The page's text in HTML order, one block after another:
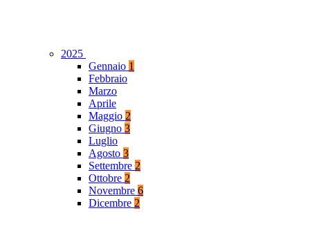
2025
Gennaio 1
Febbraio
Marzo
Aprile
Maggio 2
Giugno 3
Luglio
Agosto 3
Settembre 2
Ottobre 2
Novembre 6
Dicembre 2